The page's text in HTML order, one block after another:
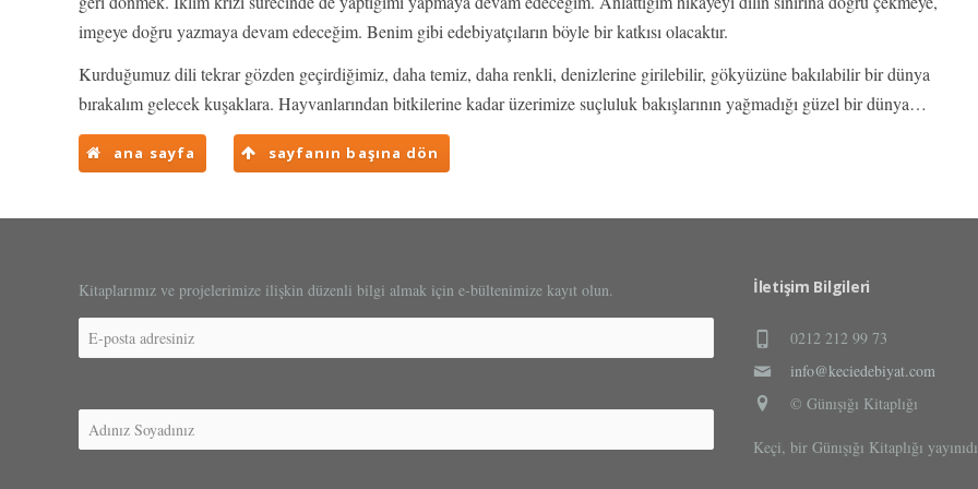
imgeye doğru yazmaya devam edeceğim. Benim gibi edebiyatçıların böyle bir katkısı olacaktır.
Kurduğumuz dili tekrar gözden geçirdiğimiz, daha temiz, daha renkli, denizlerine girilebilir, gökyüzüne bakılabilir bir dünya
bırakalım gelecek kuşaklara. Hayvanlarından bitkilerine kadar üzerimize suçluluk bakışlarının yağmadığı güzel bir dünya…
ana sayfa sayfanın başına dön
Kitaplarımız ve projelerimize ilişkin düzenli bilgi almak için e-bültenimize kayıt olun. İletişim Bilgileri
0212 212 99 73
info@keciedebiyat.com
© Günışığı Kitaplığı
Keçi, bir Günışığı Kitaplığı